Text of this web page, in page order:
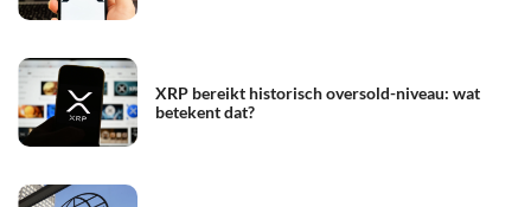
XRP bereikt historisch oversold-niveau: wat
betekent dat?